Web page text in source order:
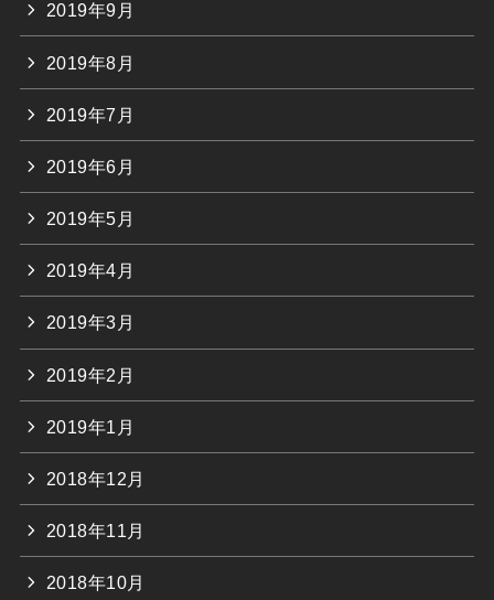
2019年9月
2019年8月
2019年7月
2019年6月
2019年5月
2019年4月
2019年3月
2019年2月
2019年1月
2018年12月
2018年11月
2018年10月